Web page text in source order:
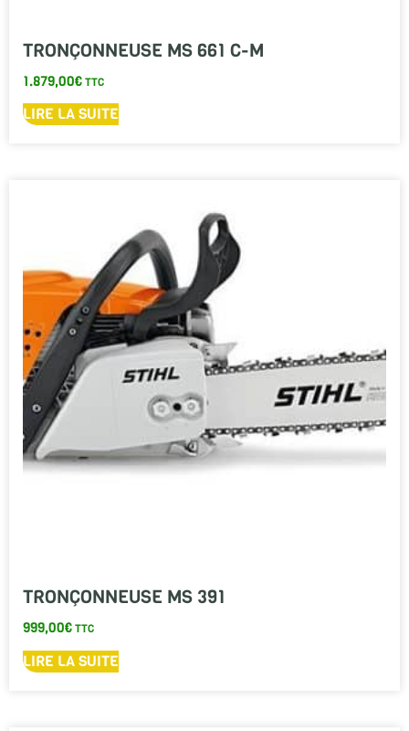
TRONÇONNEUSE MS 661 C-M
1.879,00€TTC
LIRE LA SUITE
TRONÇONNEUSE MS 391
999,00€TTC
LIRE LA SUITE